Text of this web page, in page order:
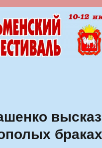
фестиваль
браках